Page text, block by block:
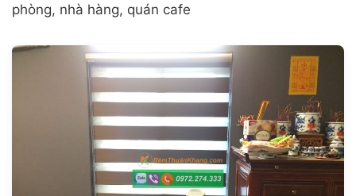
phòng, nhà hàng, quán cafe